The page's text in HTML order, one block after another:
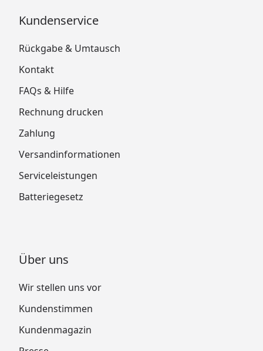
Kundenservice
Rückgabe & Umtausch
Kontakt
FAQs & Hilfe
Rechnung drucken
Zahlung
Versandinformationen
Serviceleistungen
Batteriegesetz
Über uns
Wir stellen uns vor
Kundenstimmen
Kundenmagazin